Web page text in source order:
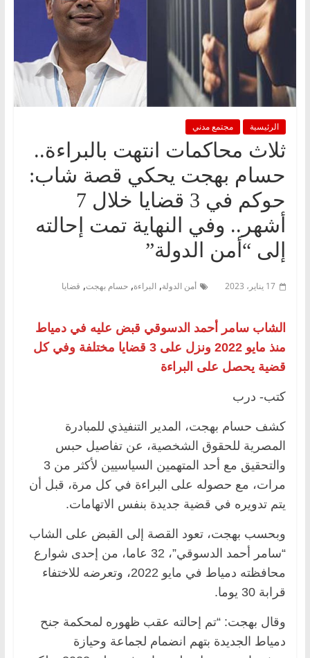
الرئيسية مجتمع مدني
ثلاث محاكمات انتهت بالبراءة..
حسام بهجت يحكي قصة شاب:
حوكم في 3 قضايا خلال 7
أشهر.. وفي النهاية تمت إحالته
إلى “أمن الدولة”
17 يناير، 2023 أمن الدولة, البراءة, حسام بهجت, قضايا
الشاب سامر أحمد الدسوقي قبض عليه في دمياط
منذ مايو 2022 ونزل على 3 قضايا مختلفة وفي كل
قضية يحصل على البراءة
كتب- درب
كشف حسام بهجت، المدير التنفيذي للمبادرة
المصرية للحقوق الشخصية، عن تفاصيل حبس
والتحقيق مع أحد المتهمين السياسيين لأكثر من 3
مرات، مع حصوله على البراءة في كل مرة، قبل أن
يتم تدويره في قضية جديدة بنفس الاتهامات.
وبحسب بهجت، تعود القصة إلى القبض على الشاب
“سامر أحمد الدسوقي”، 32 عاما، من إحدى شوارع
محافظته دمياط في مايو 2022، وتعرضه للاختفاء
قرابة 30 يوما.
وقال بهجت: “تم إحالته عقب ظهوره لمحكمة جنح
دمياط الجديدة بتهم انضمام لجماعة وحيازة